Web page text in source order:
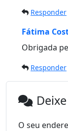
Responder
Fátima
Obrigada
Responder
O seu